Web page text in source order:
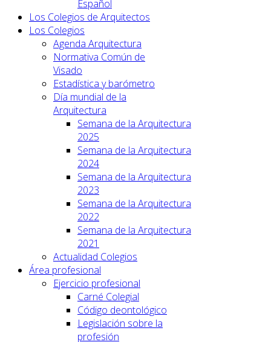
Español
Los Colegios de Arquitectos
Los Colegios
Agenda Arquitectura
Normativa Común de
Visado
Estadística y barómetro
Día mundial de la
Arquitectura
Semana de la Arquitectura
2025
Semana de la Arquitectura
2024
Semana de la Arquitectura
2023
Semana de la Arquitectura
2022
Semana de la Arquitectura
2021
Actualidad Colegios
Área profesional
Ejercicio profesional
Carné Colegial
Código deontológico
Legislación sobre la
profesión